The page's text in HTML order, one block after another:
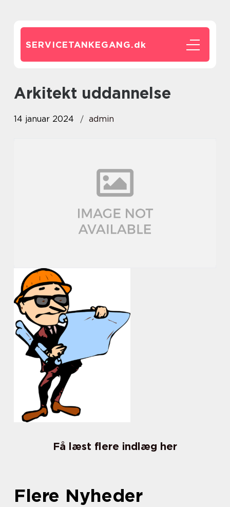
SERVICETANKEGANG.dk
arkitekt uddannelse
14 januar 2024 admin
Få læst flere indlæg her
Flere Nyheder